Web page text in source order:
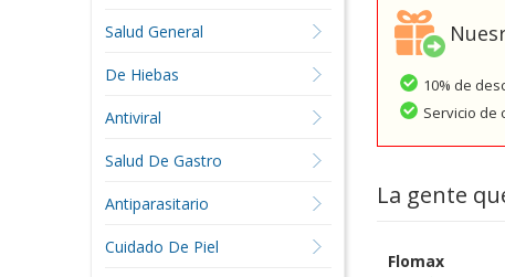
10% de
Servicio de
La gente
Flomax
Salud General
De Hiebas
Antiviral
Salud De Gastro
Antiparasitario
Cuidado De Piel